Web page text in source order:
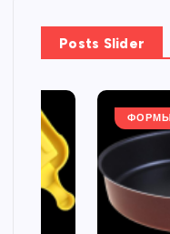
Posts Slider
ФОРМЫ